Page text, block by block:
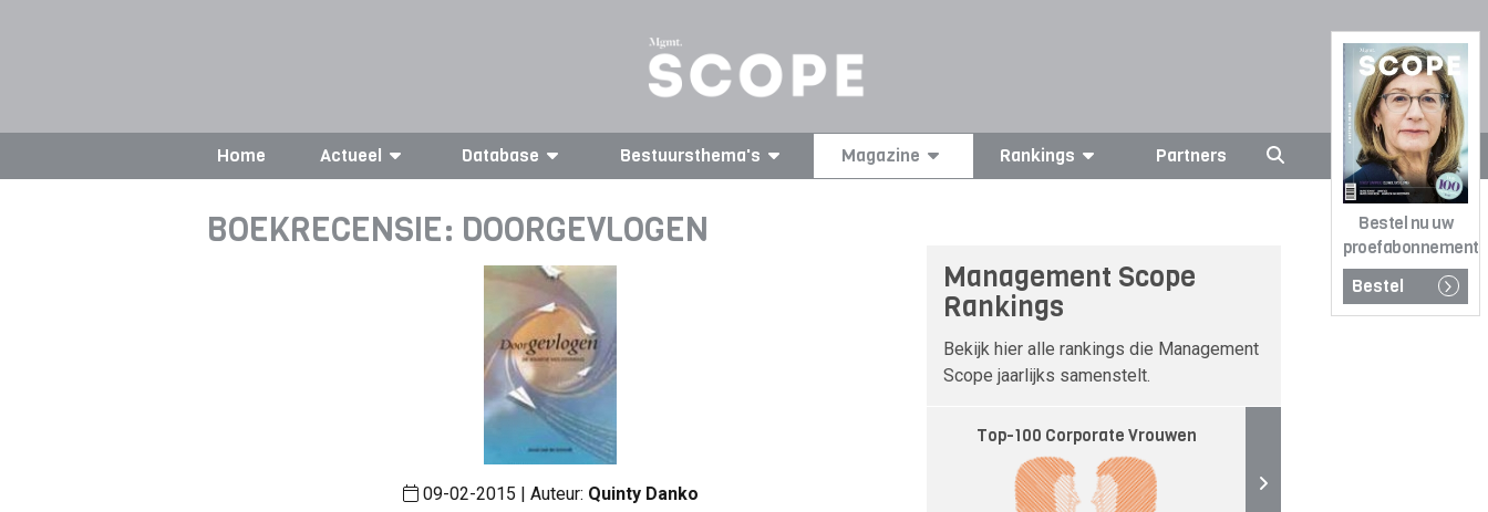
Bestel nu uw
proefabonnement
Bestel
Home Actueel Database Bestuursthema's Magazine Rankings Partners
BOEKRECENSIE: DOORGEVLOGEN
09-02-2015 | Auteur: Quinty Danko
Management Scope
Rankings
Bekijk hier alle rankings die Management
Scope jaarlijks samenstelt.
Top-100 Corporate Vrouwen